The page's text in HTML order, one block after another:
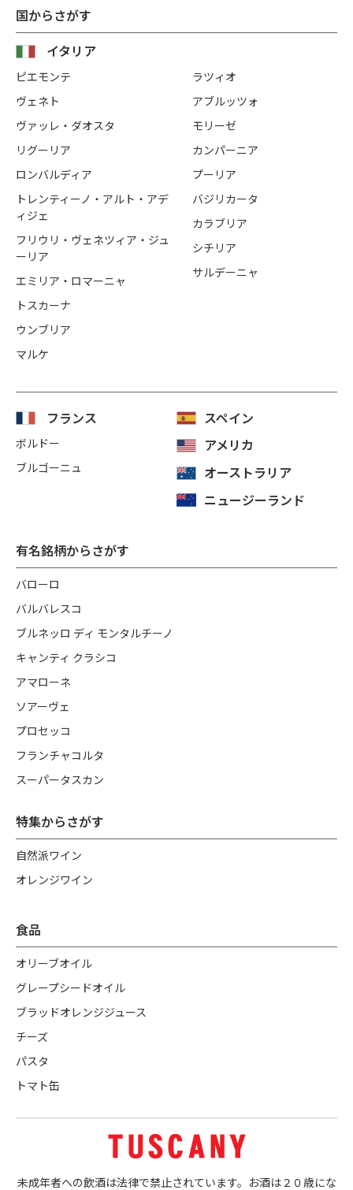
国からさがす
イタリア
ピエモンテ
ヴェネト
ヴァッレ・ダオスタ
リグーリア
ロンバルディア
トレンティーノ・アルト・アデ
ィジェ
フリウリ・ヴェネツィア・ジュ
ーリア
エミリア・ロマーニャ
トスカーナ
ウンブリア
マルケ
ラツィオ
アブルッツォ
モリーゼ
カンパーニア
プーリア
バジリカータ
カラブリア
シチリア
サルデーニャ
フランス
ボルドー
ブルゴーニュ
スペイン
アメリカ
オーストラリア
ニュージーランド
有名銘柄からさがす
バローロ
バルバレスコ
ブルネッロ ディ モンタルチーノ
キャンティ クラシコ
アマローネ
ソアーヴェ
プロセッコ
フランチャコルタ
スーパータスカン
特集からさがす
自然派ワイン
オレンジワイン
食品
オリーブオイル
グレープシードオイル
ブラッドオレンジジュース
チーズ
パスタ
トマト缶
未成年者への飲酒は法律で禁止されています。お酒は２０歳にな